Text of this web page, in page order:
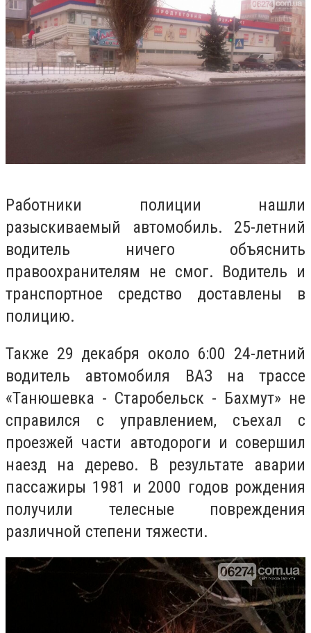
Работники полиции нашли
разыскиваемый автомобиль. 25-летний
водитель ничего объяснить
правоохранителям не смог. Водитель и
транспортное средство доставлены в
полицию.
Также 29 декабря около 6:00 24-летний
водитель автомобиля ВАЗ на трассе
«Танюшевка - Старобельск - Бахмут» не
справился с управлением, съехал с
проезжей части автодороги и совершил
наезд на дерево. В результате аварии
пассажиры 1981 и 2000 годов рождения
получили телесные повреждения
различной степени тяжести.